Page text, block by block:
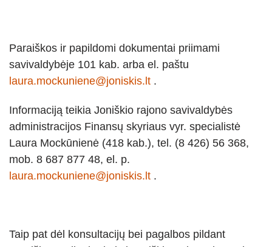
Paraiškos ir papildomi dokumentai priimami
savivaldybėje 101 kab. arba el. paštu
laura.mockuniene@joniskis.lt .
Informaciją teikia Joniškio rajono savivaldybės
administracijos Finansų skyriaus vyr. specialistė
Laura Mockūnienė (418 kab.), tel. (8 426) 56 368,
mob. 8 687 877 48, el. p.
laura.mockuniene@joniskis.lt .
Taip pat dėl konsultacijų bei pagalbos pildant